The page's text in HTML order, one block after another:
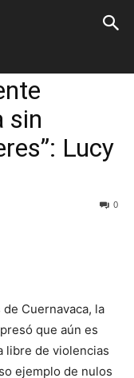
sin
Lucy
0
Cuernavaca, la
que aún es
libre de violencias
ejemplo de nulos